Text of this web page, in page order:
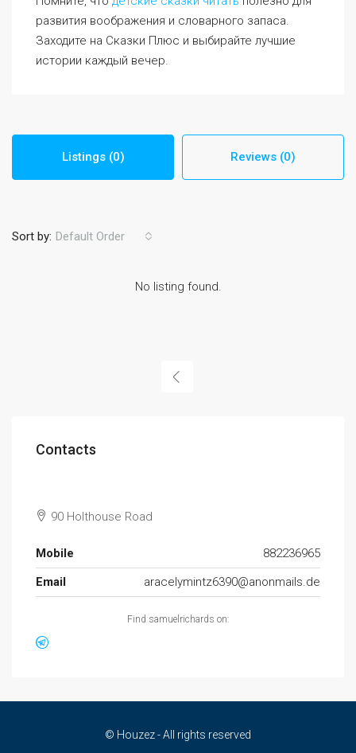
развития воображения и словарного запаса.
Заходите на Сказки Плюс и выбирайте лучшие
истории каждый вечер.
Listings (0) Reviews (0)
Sort by: Default Order
No listing found.
Contacts
90 Holthouse Road
Mobile
882236965
Email
aracelymintz6390@anonmails.de
Find samuelrichards on:
© Houzez - All rights reserved